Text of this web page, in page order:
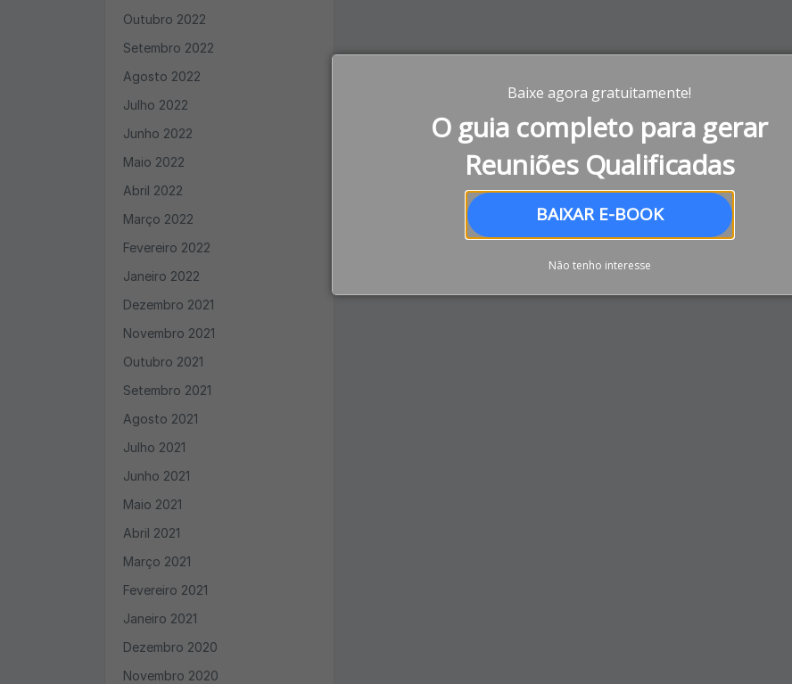
Baixe agora gratuitamente!
O guia completo para gerar
Reuniões Qualificadas
BAIXAR E-BOOK
Não tenho interesse
Outubro 2022
Setembro 2022
Agosto 2022
Julho 2022
Junho 2022
Maio 2022
Abril 2022
Março 2022
Fevereiro 2022
Janeiro 2022
Dezembro 2021
Novembro 2021
Outubro 2021
Setembro 2021
Agosto 2021
Julho 2021
Junho 2021
Maio 2021
Abril 2021
Março 2021
Fevereiro 2021
Janeiro 2021
Dezembro 2020
Novembro 2020